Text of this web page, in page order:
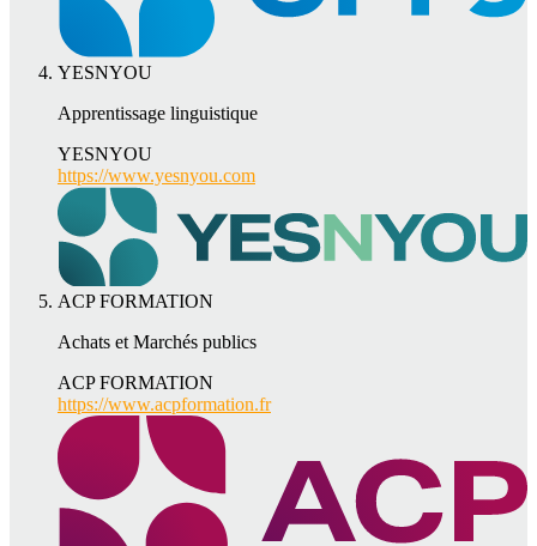
YESNYOU
Apprentissage linguistique
YESNYOU
https://www.yesnyou.com
ACP FORMATION
Achats et Marchés publics
ACP FORMATION
https://www.acpformation.fr